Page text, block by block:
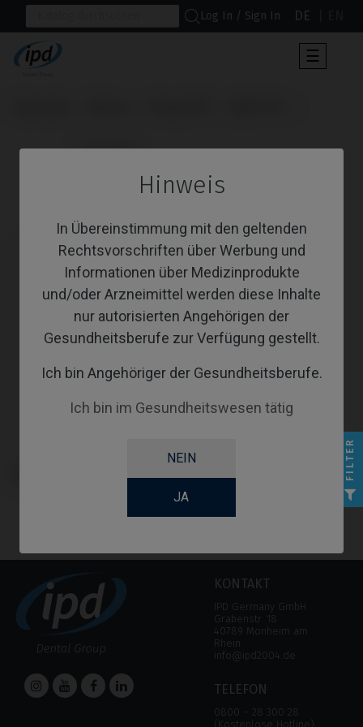
Hinweis
In Übereinstimmung mit den geltenden
Rechtsvorschriften über Werbung und
Informationen über Medizinprodukte
und/oder Arzneimittel werden diese Inhalte
nur autorisierten Angehörigen der
Gesundheitsberufe zur Verfügung gestellt.
Ich bin Angehöriger der Gesundheitsberufe.
Ich bin im Gesundheitswesen tätig
NEIN
JA
Log In / Sign In DE
der
☰
                      CoCr Base
KONTAKT
IPD Germany GmbH
Grabenstr. 18
40789 Monheim am
Rhein
info@ipd2004.de
TELEFON
0800 – 28 300 28
(Kostenlose Hotline)
FILTER